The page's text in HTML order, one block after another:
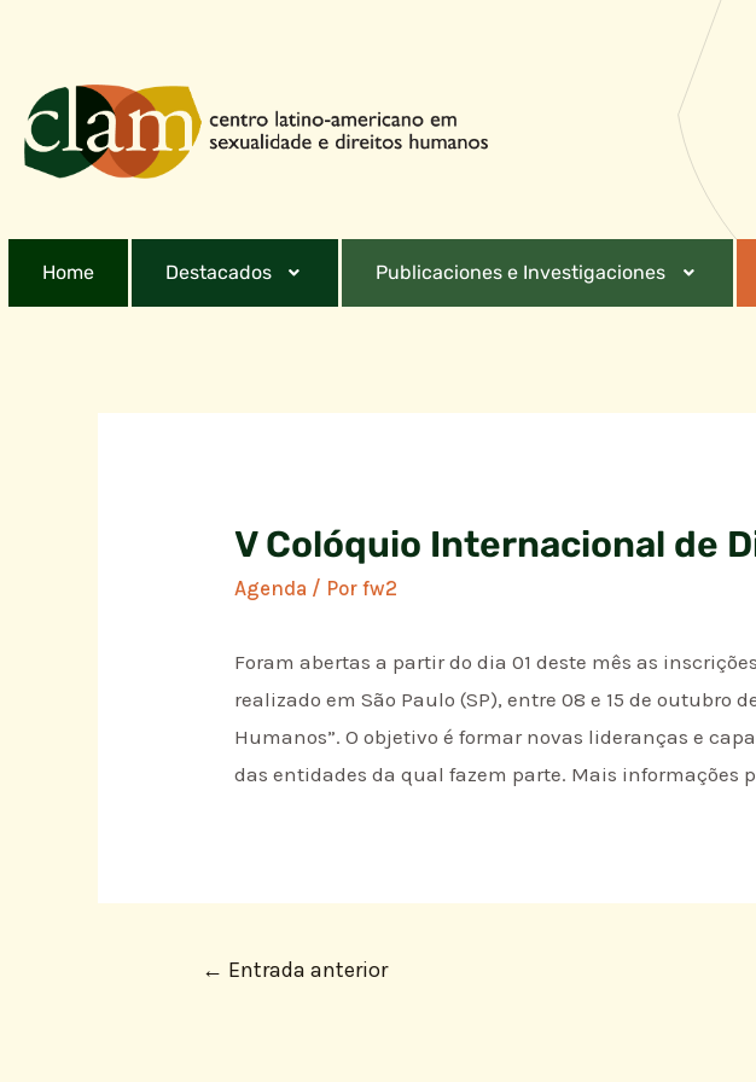
Home Destacados Publicaciones e Investigaciones
V Colóquio Internacional de
Agenda / Porfw2
Foram abertas a partir do dia 01 deste mês as
reali­zado em São Paulo (SP), entre 08 e 15 de outubro
Humanos”. O objetivo é formar no­vas lideranças e
das entidades da qual fazem parte. Mais informações
← Entrada anterior